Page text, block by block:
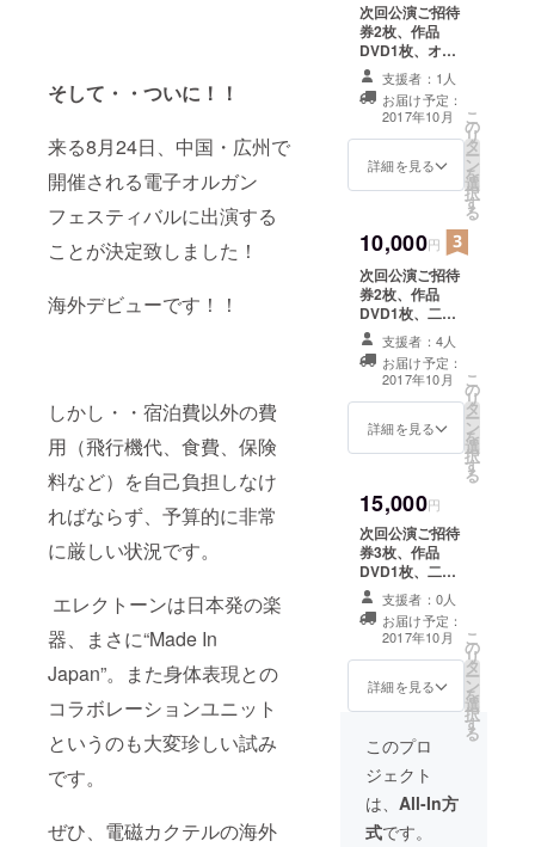
そして・・ついに！！
来る8月24日、中国・広州で
開催される電子オルガン
フェスティバルに出演する
ことが決定致しました！
海外デビューです！！
しかし・・宿泊費以外の費
用（飛行機代、食費、保険
料など）を自己負担しなけ
ればならず、予算的に非常
に厳しい状況です。
エレクトーンは日本発の楽
器、まさに“Made In
Japan”。また身体表現との
コラボレーションユニット
というのも大変珍しい試み
です。
ぜひ、電磁カクテルの海外
次回公演ご招待
券2枚、作品
DVD1枚、オリ
ジナルシール1
枚、二人のサイ
ン入りメッセー
ジカード
支援者：1人
お届け予定：
2017年10月
詳細を見る
こ
の
リ
タ
ー
ン
を
選
択
す
る
10,000円
次回公演ご招待
券2枚、作品
DVD1枚、二人
からのお楽しみ
プレゼント、二
人のサイン入り
メッセージカー
ド
支援者：4人
お届け予定：
2017年10月
詳細を見る
こ
の
リ
タ
ー
ン
を
選
択
す
る
15,000円
次回公演ご招待
券3枚、作品
DVD1枚、二人
からのお楽しみ
プレゼント、オ
リジナルシール1
枚、二人のサイ
ン入りメッセー
ジカード
支援者：0人
お届け予定：
2017年10月
詳細を見る
こ
の
リ
タ
ー
ン
を
選
択
す
る
このプロ
ジェクト
は、 All-In方
式です。